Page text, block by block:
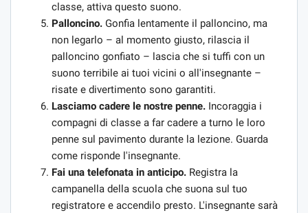
classe, attiva questo suono.
Palloncino. Gonfia lentamente il palloncino, ma
non legarlo – al momento giusto, rilascia il
palloncino gonfiato – lascia che si tuffi con un
suono terribile ai tuoi vicini o all'insegnante –
risate e divertimento sono garantiti.
Lasciamo cadere le nostre penne. Incoraggia i
compagni di classe a far cadere a turno le loro
penne sul pavimento durante la lezione. Guarda
come risponde l'insegnante.
Fai una telefonata in anticipo. Registra la
campanella della scuola che suona sul tuo
registratore e accendilo presto. L'insegnante sarà